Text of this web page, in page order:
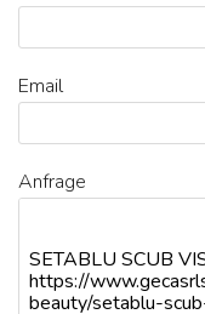
Email
Anfrage